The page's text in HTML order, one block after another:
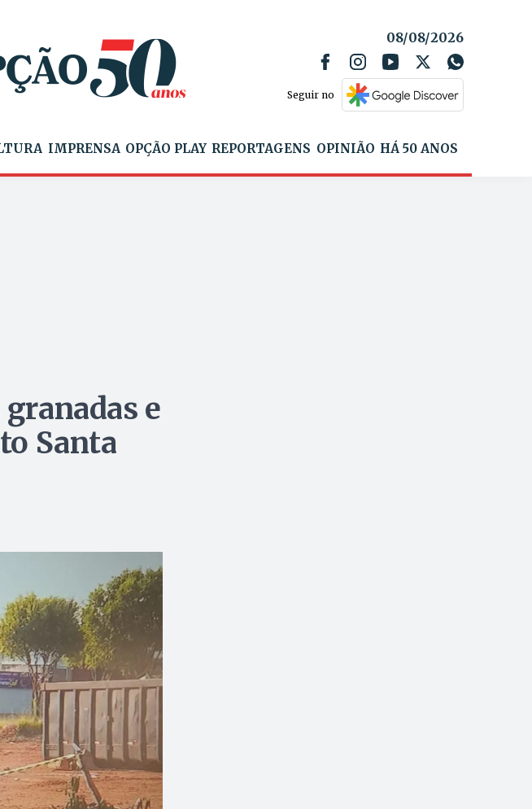
08/08/2026
Seguir no
IMPRENSA OPÇÃO PLAY REPORTAGENS OPINIÃO HÁ 50 ANOS
e
Santa